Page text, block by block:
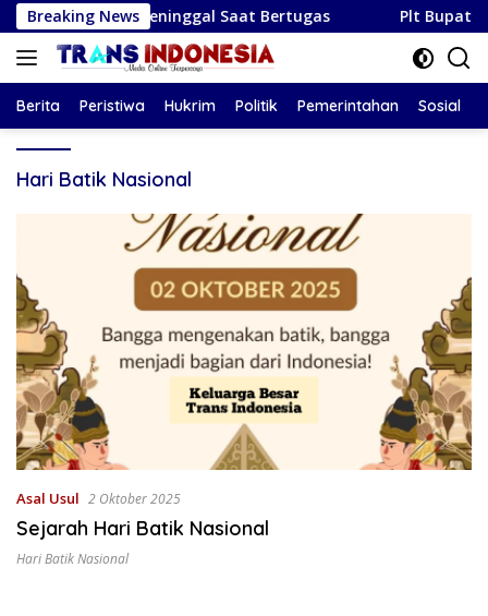
Langsung
ke
konten
Breaking News
yang Meninggal Saat Bertugas Plt Bupati
Berita Peristiwa Hukrim Politik Pemerintahan Sosial
Hari Batik Nasional
Asal Usul 2 Oktober 2025
Sejarah Hari Batik Nasional
Hari Batik Nasional